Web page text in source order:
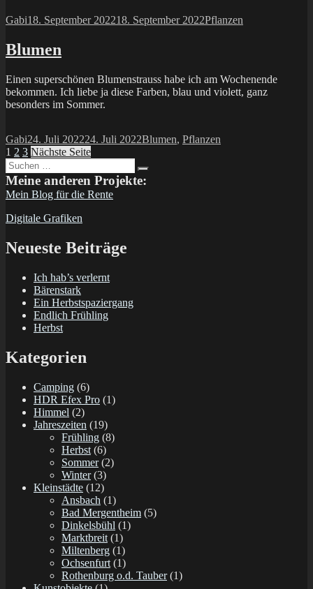
Autor
GabiVeröffentlicht
18. September 202218. September 2022Kategorien
Pflanzen
Blumen
Einen superschönen Blumenstrauss habe ich am Wochenende
bekommen. Ich liebe ja diese Farben, blau und violett, ganz
besonders im Sommer.
Autor
GabiVeröffentlicht
am
24. Juli 202224. Juli 2022Kategorien
Blumen, Pflanzen
Seitennummerierung
der
Beiträge
Seite
1 Seite
2 Seite
3 Nächste Seite
Suchen
nach:
Meine anderen Projekte:
Mein Blog für die Rente
Digitale Grafiken
Neueste Beiträge
Ich hab’s verlernt
Bärenstark
Ein Herbstspaziergang
Endlich Frühling
Herbst
Kategorien
Camping (6)
HDR Efex Pro (1)
Himmel (2)
Jahreszeiten (19)
Frühling (8)
Herbst (6)
Sommer(2)
Winter(3)
Kleinstädte (12)
Ansbach (1)
Bad Mergentheim (5)
Dinkelsbühl (1)
Marktbreit (1)
Miltenberg (1)
Ochsenfurt (1)
Rothenburg o.d. Tauber(1)